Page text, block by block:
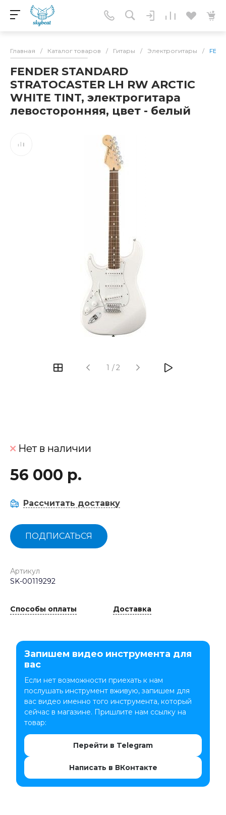
Главная / Каталог товаров / Гитары / Электрогитары /
FENDER STANDARD
STRATOCASTER LH RW ARCTIC
WHITE TINT, электрогитара
левосторонняя, цвет - белый
1 /2
Нет в наличии
56 000 р.
Рассчитать доставку
ПОДПИСАТЬСЯ
Артикул
SK-00119292
Способы оплаты Доставка
Запишем видео инструмента для
вас
Если нет возможности приехать к нам
послушать инструмент вживую, запишем для
вас видео именно того инструмента, который
сейчас в магазине. Пришлите нам ссылку на
товар:
Перейти в Telegram
Написать в ВКонтакте